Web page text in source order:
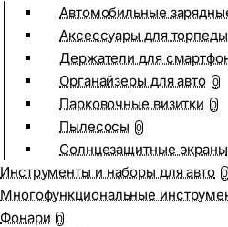
Автомобильные
Аксессуары для
Держатели для
Органайзеры для авто 0
Парковочные визитки 0
Пылесосы 0
Солнцезащитные экраны
Инструменты и наборы для авто 0
Многофункциональные
Фонари 0